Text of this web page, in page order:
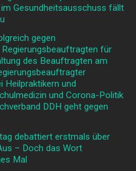
Gesundheitsausschuss fällt
gegen
für
des Beauftragten am
und
und Corona-Politik
DDH geht gegen
debattiert erstmals über
– Doch das Wort
Mal